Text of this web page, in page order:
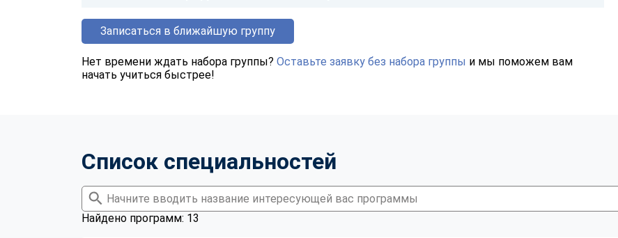
Записаться в ближайшую группу
Нет времени ждать набора группы? Оставьте заявку без набора группы и мы поможем вам
начать учиться быстрее!
Список специальностей
Найдено программ: 13